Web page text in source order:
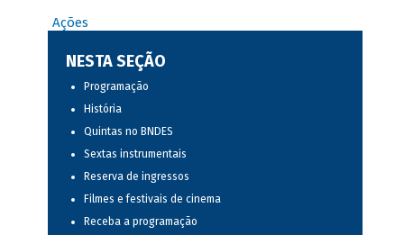
Ações
NESTA SEÇÃO
Programação
História
Quintas no BNDES
Sextas instrumentais
Reserva de ingressos
Filmes e festivais de cinema
Receba a programação